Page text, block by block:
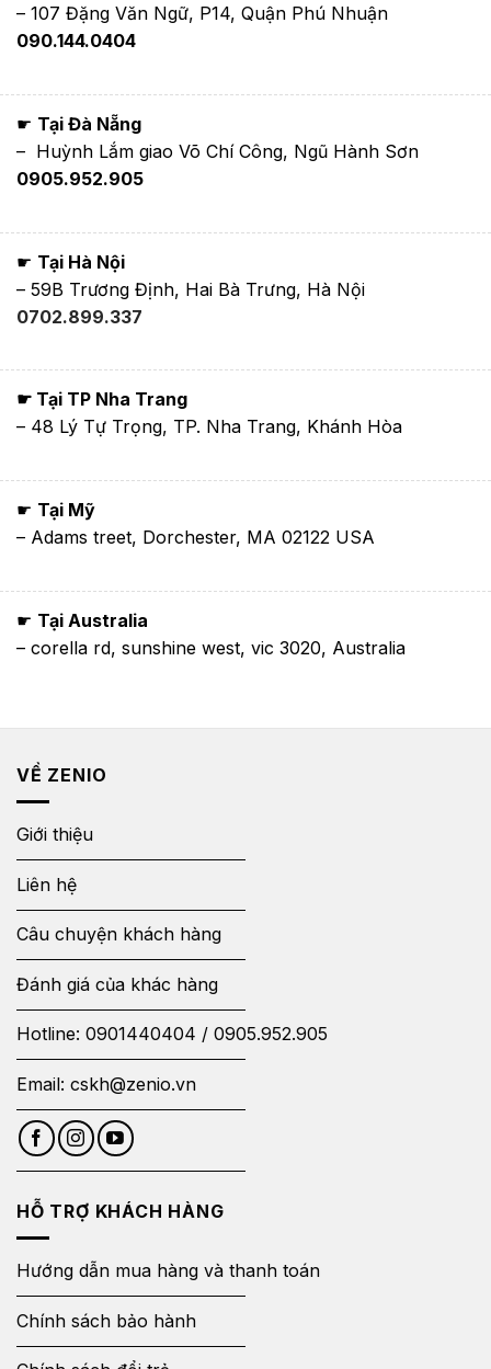
– 107 Đặng Văn Ngữ, P14, Quận Phú Nhuận
090.144.0404
☛ Tại Đà Nẵng
– Huỳnh Lắm giao Võ Chí Công, Ngũ Hành Sơn
0905.952.905
☛ Tại Hà Nội
– 59B Trương Định, Hai Bà Trưng, Hà Nội
0702.899.337
☛ Tại TP Nha Trang
– 48 Lý Tự Trọng, TP. Nha Trang, Khánh Hòa
☛ Tại Mỹ
– Adams treet, Dorchester, MA 02122 USA
☛ Tại Australia
– corella rd, sunshine west, vic 3020, Australia
VỀ ZENIO
Giới thiệu
Liên hệ
Câu chuyện khách hàng
Đánh giá của khác hàng
Hotline: 0901440404 / 0905.952.905
Email: cskh@zenio.vn
HỖ TRỢ KHÁCH HÀNG
Hướng dẫn mua hàng và thanh toán
Chính sách bảo hành